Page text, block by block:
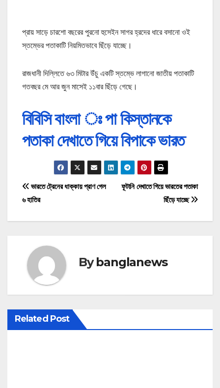
প্রায় সাড়ে চারশো বছরের পুরনো হুসেইন সাগর হ্রদের ধারে বসানো ওই
স্তম্ভের পতাকাটি নিয়মিতভাবে ছিঁড়ে যাচ্ছে।
রাজধানী দিল্লিতে ৬৩ মিটার উঁচু একটি স্তম্ভে লাগানো জাতীয় পতাকাটি
গতবছর মে আর জুন মাসেই ১১বার ছিঁড়ে গেছে।
বিবিসি বাংলা ঃ পা কিস্তানকে
পতাকা দেখাতে গিয়ে বিপাকে ভারত
P
o
n
a
v
i
ফূটানি দেখাতে গিয়ে ভারতের পতাকা
ছিঁড়ে যাচ্ছে
ভারতে ট্রেনের ধাক্কায় প্রাণ গেল
৬ হাতির
Bybanglanews
Related Post